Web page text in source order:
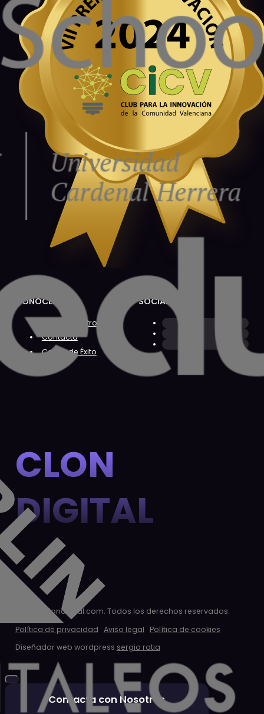
CONÓCENOS
Sobre Nosotros
Contacta
Casos de Éxito
SOCIAL
CLON
DIGITAL
© 2026 clondigital.com. Todos los derechos reservados.
Política de privacidad Aviso legal
Política de cookies
Diseñador web wordpress sergio ratia
Contacta con Nosotros